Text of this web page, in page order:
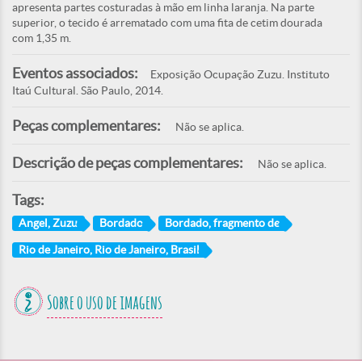
apresenta partes costuradas à mão em linha laranja. Na parte
superior, o tecido é arrematado com uma fita de cetim dourada
com 1,35 m.
Eventos associados:
Exposição Ocupação Zuzu. Instituto
Itaú Cultural. São Paulo, 2014.
Peças complementares: Não se aplica.
Descrição de peças complementares: Não se aplica.
Tags:
Angel, Zuzu Bordado Bordado, fragmento de
Rio de Janeiro, Rio de Janeiro, Brasil
Sobre o uso de imagens